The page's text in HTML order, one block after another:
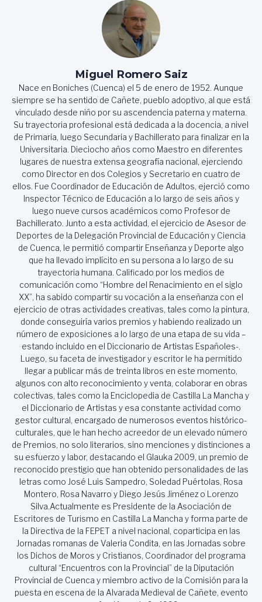
Miguel Romero Saiz
Nace en Boniches (Cuenca) el 5 de enero de 1952. Aunque
siempre se ha sentido de Cañete, pueblo adoptivo, al que está
vinculado desde niño por su ascendencia paterna y materna.
Su trayectoria profesional está dedicada a la docencia, a nivel
de Primaria, luego Secundaria y Bachillerato para finalizar en la
Universitaria. Dieciocho años como Maestro en diferentes
lugares de nuestra extensa geografía nacional, ejerciendo
como Director en dos Colegios y Secretario en cuatro de
ellos. Fue Coordinador de Educación de Adultos, ejerció como
Inspector Técnico de Educación a lo largo de seis años y
luego nueve cursos académicos como Profesor de
Bachillerato. Junto a esta actividad, el ejercicio de Asesor de
Deportes de la Delegación Provincial de Educación y Ciencia
de Cuenca, le permitió compartir Enseñanza y Deporte algo
que ha llevado implícito en su persona a lo largo de su
trayectoria humana. Calificado por los medios de
comunicación como “Hombre del Renacimiento en el siglo
XX”, ha sabido compartir su vocación a la enseñanza con el
ejercicio de otras actividades creativas, tales como la pintura,
donde conseguiría varios premios y habiendo realizado un
número de exposiciones a lo largo de una etapa de su vida –
estando incluido en el Diccionario de Artistas Españoles-.
Luego, su faceta de investigador y escritor le ha permitido
llegar a publicar más de treinta libros en este momento,
algunos con alto reconocimiento y venta, colaborar en obras
colectivas, tales como la Enciclopedia de Castilla La Mancha y
el Diccionario de Artistas y esa constante actividad como
gestor cultural, encargado de numerosos eventos histórico-
culturales, que le han hecho acreedor de un elevado número
de Premios, no solo literarios, sino menciones y distinciones a
su esfuerzo y labor, destacando el Glauka 2009, un premio de
reconocido prestigio que han obtenido personalidades de las
letras como José Luis Sampedro, Soledad Puértolas, Rosa
Montero, Rosa Navarro y Diego Jesús Jiménez o Lorenzo
Silva.Actualmente es Presidente de la Asociación de
Escritores de Turismo en Castilla La Mancha y forma parte de
la Directiva de la FEPET a nivel nacional, coparticipa en las
Jornadas romanas de Valeria Condita, en las Jornadas sobre
los Dichos de Moros y Cristianos, Coordinador del programa
cultural “Encuentros con la Provincial” de la Diputación
Provincial de Cuenca y miembro activo de la Comisión para la
puesta en escena de la Alvarada Medieval de Cañete, evento